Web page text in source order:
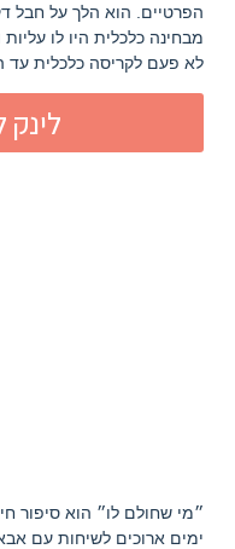
הפרטיים. הוא הלך על חבל
מבחינה כלכלית היו לו
לא פעם לקריסה כלכלית עד
״מי שחולם לו״ הוא סיפור
ימים ארוכים לשיחות עם